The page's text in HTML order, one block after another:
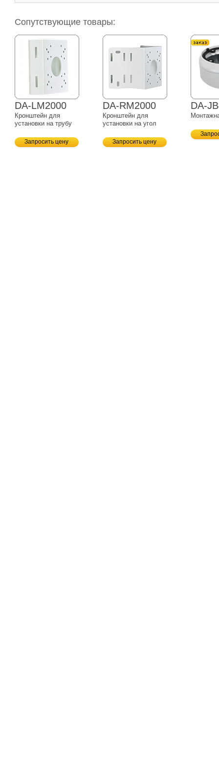
Сопутствующие товары:
DA-LM2000
Кронштейн для
установки на трубу
Запросить цену
DA-RM2000
Кронштейн для
установки на угол
Запросить цену
DA-